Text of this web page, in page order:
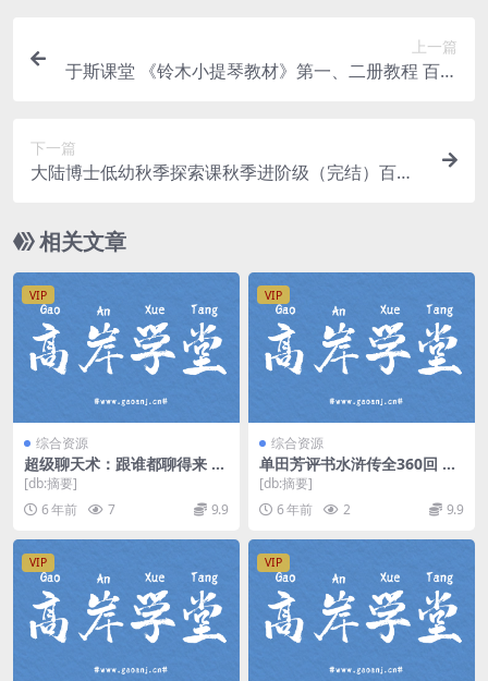
上一篇
于斯课堂 《铃木小提琴教材》第一、二册教程 百度
下一篇
大陆博士低幼秋季探索课秋季进阶级（完结）百度
相关文章
VIP
综合资源
超级聊天术：跟谁都聊得来 m
p3音频 百度网盘
[db:摘要]
6 年前
7 9.9
VIP
综合资源
单田芳评书水浒传全360回 m
p3音频 百度网盘
[db:摘要]
6 年前
2 9.9
VIP VIP